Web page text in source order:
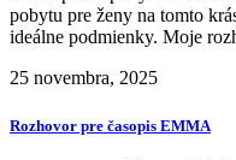
pobytu pre ženy na tomto
ideálne podmienky. Moje
25 novembra, 2025
Rozhovor pre časopis EMMA